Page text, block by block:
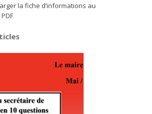
la fiche d’informations au